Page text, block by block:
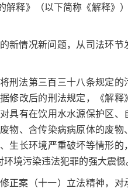
释》（以下简称《解释》
情况新问题，从司法环节
法第三百三十八条规定的
修改后的刑法规定，《解释
具有在饮用水水源保护区、
物、含传染病病原体的废物
生长环境严重破坏等情形的
境污染违法犯罪的强大震慑
案（十一）立法精神，对